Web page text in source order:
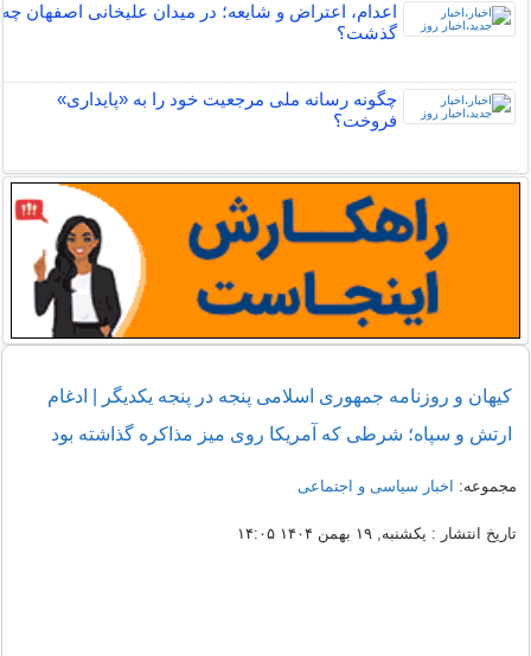
اعدام، اعتراض و شایعه؛ در میدان علیخانی اصفهان چه
گذشت؟
چگونه رسانه ملی مرجعیت خود را به «پایداری»
فروخت؟
کیهان و روزنامه جمهوری اسلامی پنجه در پنجه یکدیگر | ادغام
ارتش و سپاه؛ شرطی که آمریکا روی میز مذاکره گذاشته بود
مجموعه: اخبار سیاسی و اجتماعی
تاریخ انتشار : یکشنبه, ۱۹ بهمن ۱۴۰۴ ۱۴:۰۵